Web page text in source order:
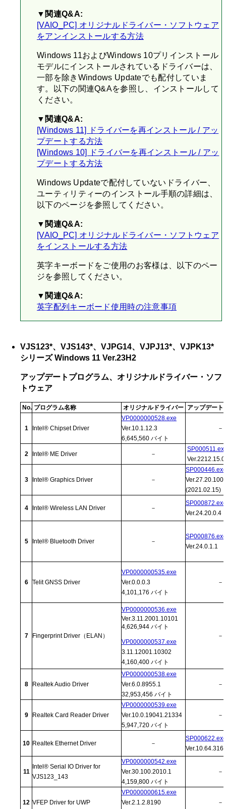
▼関連Q&A:
[VAIO_PC] オリジナルドライバー・ソフトウェア
をアンインストールする方法
Windows 11およびWindows 10プリインストール
モデルにインストールされているドライバーは、
一部を除きWindows Updateでも配付していま
す。以下の関連Q&Aを参照し、インストールして
ください。
▼関連Q&A:
[Windows 11] ドライバーを再インストール / アッ
プデートする方法
[Windows 10] ドライバーを再インストール / アッ
プデートする方法
Windows Updateで配付していないドライバー、
ユーティリティーのインストール手順の詳細は、
以下のページを参照してください。
▼関連Q&A:
[VAIO_PC] オリジナルドライバー・ソフトウェア
をインストールする方法
英字キーボードをご使用のお客様は、以下のペー
ジを参照してください。
▼関連Q&A:
英字配列キーボード使用時の注意事項
VJS123*、VJS143*、VJPG14、VJPJ13*、VJPK13*
シリーズ Windows 11 Ver.23H2
アップデートプログラム、オリジナルドライバー・ソフ
トウェア
No. プログラム名称 オリジナルドライバー アップデー
1 Intel® Chipset Driver
VP0000000528.exe
Ver.10.1.12.3
6,645,560 バイト
－
2 Intel® ME Driver －
3 Intel® Graphics Driver －
SP000446.exe
(2021.02.15)
4 Intel® Wireless LAN Driver －
SP000872.exe
Ver.24.20.0.4
5 Intel® Bluetooth Driver －
SP000876.exe
Ver.24.0.1.1
6 Telit GNSS Driver
VP0000000535.exe
Ver.0.0.0.3
4,101,176 バイト
－
7 Fingerprint Driver（ELAN）
VP0000000536.exe
Ver.3.11.2001.10101
4,626,944 バイト
VP0000000537.exe
3.11.12001.10302
4,160,400 バイト
－
8 Realtek Audio Driver
VP0000000538.exe
Ver.6.0.8955.1
32,953,456 バイト
－
9 Realtek Card Reader Driver
VP0000000539.exe
Ver.10.0.19041.21334
5,947,720 バイト
－
10 Realtek Ethernet Driver －
SP000622.exe
11
Intel® Serial IO Driver for
VJS123_143
VP0000000542.exe
Ver.30.100.2010.1
4,159,800 バイト
－
12 VFEP Driver for UWP
VP0000000615.exe
Ver.2.1.2.8190
－